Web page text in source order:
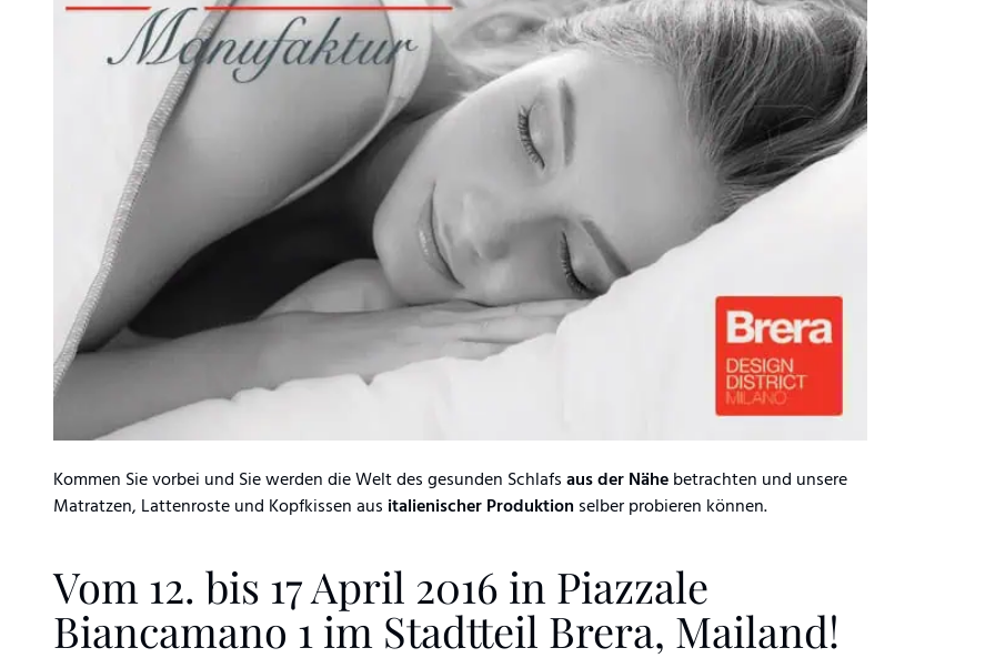
Kommen Sie vorbei und Sie werden die Welt des gesunden Schlafsaus der Nähebetrachten und unsere
Matratzen, Lattenroste und Kopfkissen aus italienischer Produktion selber probieren können.
Vom 12. bis 17 April 2016 in Piazzale
Biancamano 1 im Stadtteil Brera, Mailand!